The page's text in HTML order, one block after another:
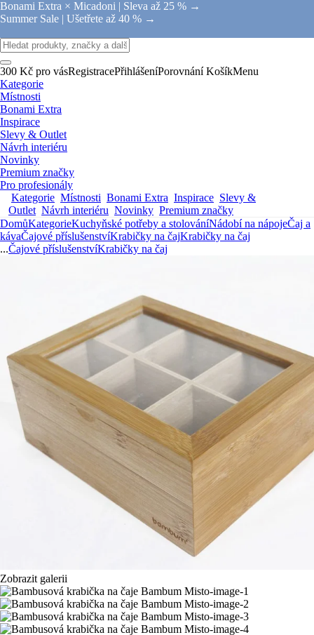
Bonami Extra × Micadoni | Sleva až 25 % →
Summer Sale | Ušetřete až 40 % →
300 Kč pro vásRegistracePřihlášeníPorovnání KošíkMenu
Kategorie
Místnosti
Bonami Extra
Inspirace
Slevy & Outlet
Návrh interiéru
Novinky
Premium značky
Pro profesionály
Kategorie Místnosti Bonami Extra Inspirace Slevy &
Outlet Návrh interiéru Novinky Premium značky
DomůKategorieKuchyňské potřeby a stolováníNádobí na nápojeČaj a
kávaČajové příslušenstvíKrabičky na čajKrabičky na čaj
...Čajové příslušenstvíKrabičky na čaj
Zobrazit galerii